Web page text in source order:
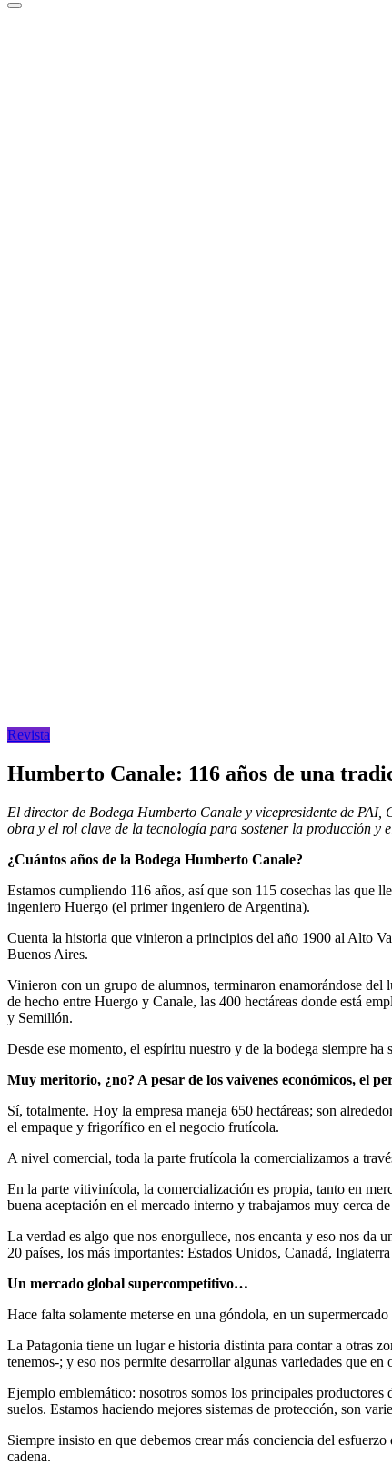
Revista
Humberto Canale: 116 años de una
El director de Bodega Humberto Canale y vicepresidente de
obra y el rol clave de la tecnología para sostener la producción y
¿Cuántos años de la Bodega Humberto Canale?
Estamos cumpliendo 116 años, así que son 115 cosechas las
ingeniero Huergo (el primer ingeniero de Argentina).
Cuenta la historia que vinieron a principios del año 1900 al Alto
Buenos Aires.
Vinieron con un grupo de alumnos, terminaron enamorándose
de hecho entre Huergo y Canale, las 400 hectáreas donde está
y Semillón.
Desde ese momento, el espíritu nuestro y de la bodega siempre
Muy meritorio, ¿no? A pesar de los vaivenes económicos, el
Sí, totalmente. Hoy la empresa maneja 650 hectáreas; son
el empaque y frigorífico en el negocio frutícola.
A nivel comercial, toda la parte frutícola la comercializamos a
En la parte vitivinícola, la comercialización es propia, tanto en
buena aceptación en el mercado interno y trabajamos muy cerca
La verdad es algo que nos enorgullece, nos encanta y eso nos da
20 países, los más importantes: Estados Unidos, Canadá,
Un mercado global supercompetitivo…
Hace falta solamente meterse en una góndola, en un
La Patagonia tiene un lugar e historia distinta para contar a otras
tenemos-; y eso nos permite desarrollar algunas variedades que
Ejemplo emblemático: nosotros somos los principales
suelos. Estamos haciendo mejores sistemas de protección, son
Siempre insisto en que debemos crear más conciencia del
cadena.